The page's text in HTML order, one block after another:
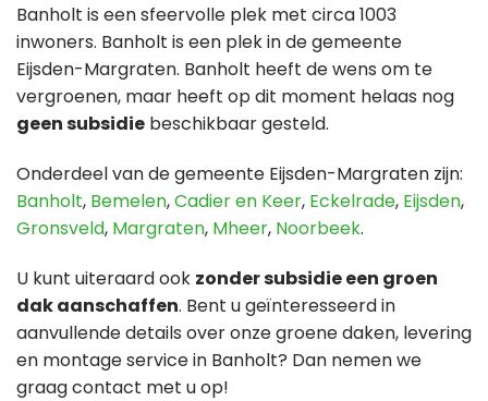
Banholt is een sfeervolle plek met circa 1003
inwoners. Banholt is een plek in de gemeente
Eijsden-Margraten. Banholt heeft de wens om te
vergroenen, maar heeft op dit moment helaas nog
geen subsidie beschikbaar gesteld.
Onderdeel van de gemeente Eijsden-Margraten zijn:
Banholt, Bemelen,Cadier en Keer, Eckelrade, Eijsden,
Gronsveld, Margraten, Mheer, Noorbeek.
U kunt uiteraard ook zonder subsidie een groen
dak aanschaffen. Bent u geïnteresseerd in
aanvullende details over onze groene daken, levering
en montage service in Banholt? Dan nemen we
graag contact met u op!